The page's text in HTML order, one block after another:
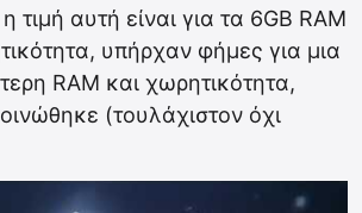
τιμή αυτή είναι για τα 6GB RAM
υπήρχαν φήμες για μια
RAM και χωρητικότητα,
(τουλάχιστον όχι